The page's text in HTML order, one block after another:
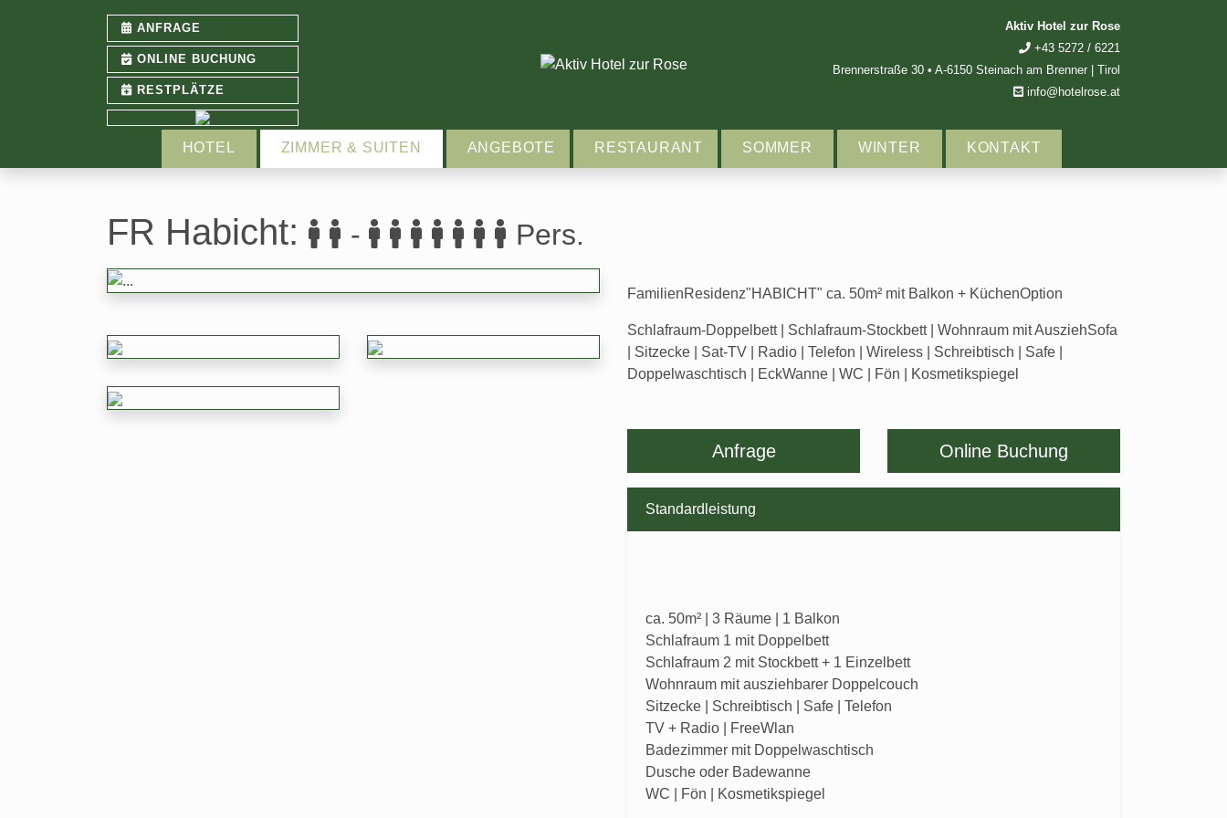
ANFRAGE
ONLINE BUCHUNG
RESTPLÄTZE
Aktiv Hotel zur Rose
+43 5272 / 6221
Brennerstraße 30 • A-6150 Steinach am Brenner | Tirol
info@hotelrose.at
HOTEL ZIMMER & SUITEN ANGEBOTE RESTAURANT SOMMER WINTER KONTAKT
FR Habicht: - Pers.
FamilienResidenz"HABICHT" ca. 50m² mit Balkon + KüchenOption
Schlafraum-Doppelbett | Schlafraum-Stockbett | Wohnraum mit AusziehSofa
| Sitzecke | Sat-TV | Radio | Telefon | Wireless | Schreibtisch | Safe |
Doppelwaschtisch | EckWanne | WC | Fön | Kosmetikspiegel
Anfrage Online Buchung
Standardleistung
ca. 50m² | 3 Räume | 1 Balkon
Schlafraum 1 mit Doppelbett
Schlafraum 2 mit Stockbett + 1 Einzelbett
Wohnraum mit ausziehbarer Doppelcouch
Sitzecke | Schreibtisch | Safe | Telefon
TV + Radio | FreeWlan
Badezimmer mit Doppelwaschtisch
Dusche oder Badewanne
WC | Fön | Kosmetikspiegel